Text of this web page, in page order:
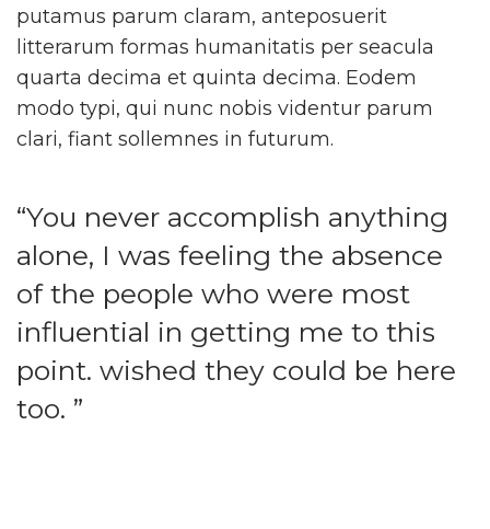
putamus parum claram, anteposuerit
litterarum formas humanitatis per seacula
quarta decima et quinta decima. Eodem
modo typi, qui nunc nobis videntur parum
clari, fiant sollemnes in futurum.
“You never accomplish anything
alone, I was feeling the absence
of the people who were most
influential in getting me to this
point. wished they could be here
too. ”